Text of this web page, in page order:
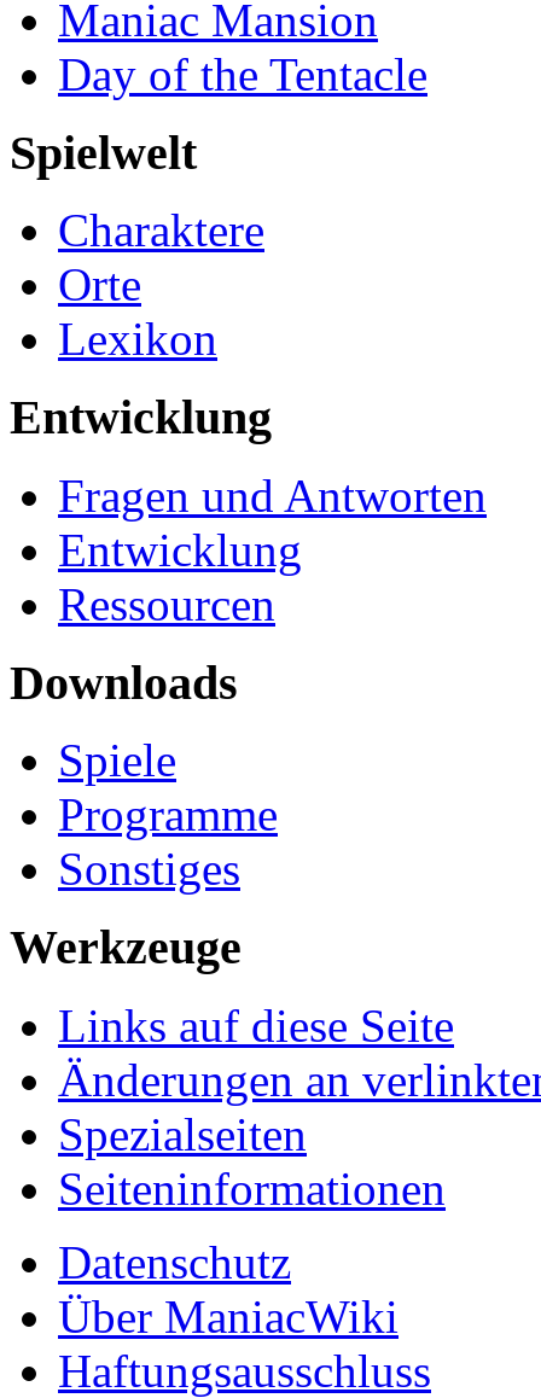
Maniac Mansion
Day of the Tentacle
Spielwelt
Charaktere
Orte
Lexikon
Entwicklung
Fragen und Antworten
Entwicklung
Ressourcen
Downloads
Spiele
Programme
Sonstiges
Werkzeuge
Links auf diese Seite
Änderungen an
Spezialseiten
Seiten­informationen
Datenschutz
Über ManiacWiki
Haftungsausschluss